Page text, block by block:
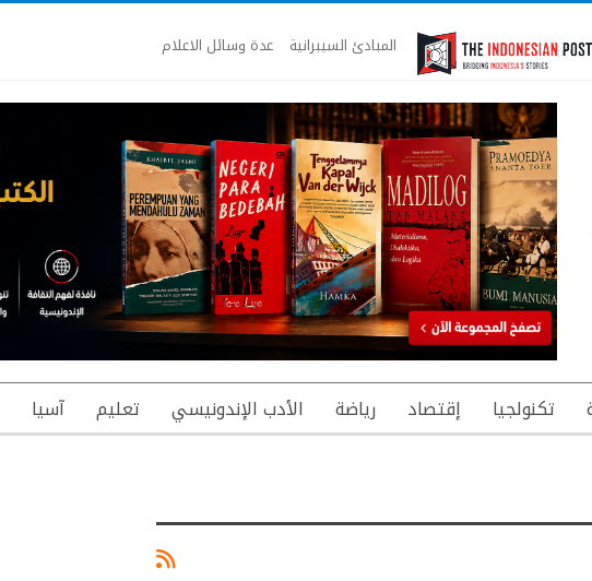
المبادئ السيبرانية عدة وسائل الاعلام
تكنولجيا إقتصاد رياضة الأدب الإندونيسي تعليم آسيا